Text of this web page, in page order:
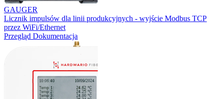
GAUGER
Licznik impulsów dla linii produkcyjnych - wyjście Modbus TCP
przez WiFi/Ethernet
Przegląd Dokumentacja